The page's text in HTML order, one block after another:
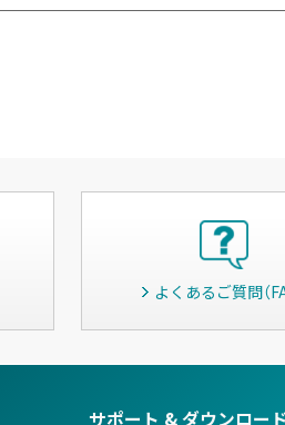
よくあるご質問（
サポート & ダウンロー